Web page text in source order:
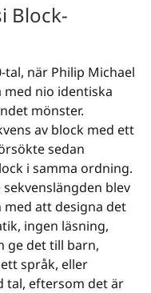
Block-
när Philip Michael
med nio identiska
mönster.
av block med ett
sedan
i samma ordning.
blev
med att designa det
ingen läsning,
ge det till barn,
språk, eller
tal, eftersom det är